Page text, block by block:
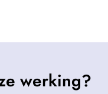
werking?